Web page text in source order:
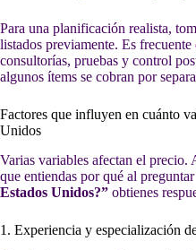
Para una planificación realista,
listados previamente. Es frecuente
consultorías, pruebas y control
algunos ítems se cobran por
Factores que influyen en cuánto
Unidos
Varias variables afectan el precio.
que entiendas por qué al preguntar
Estados Unidos?” obtienes
1. Experiencia y especialización